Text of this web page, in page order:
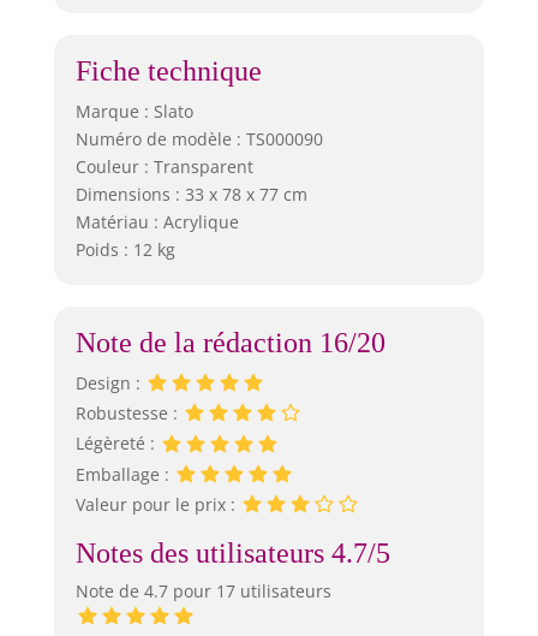
Fiche technique
Marque : Slato
Numéro de modèle : TS000090
Couleur : Transparent
Dimensions : 33 x 78 x 77 cm
Matériau : Acrylique
Poids : 12 kg
Note de la rédaction 16/20
Design :
Robustesse :
Légèreté :
Emballage :
Valeur pour le prix :
Notes des utilisateurs 4.7/5
Note de 4.7 pour 17 utilisateurs